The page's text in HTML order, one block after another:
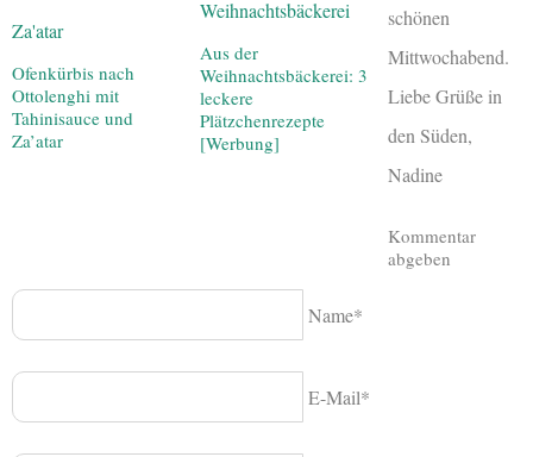
Ofenkürbis nach
Ottolenghi mit
Tahinisauce und
Za’atar
Aus der
Weihnachtsbäckerei: 3
leckere
Plätzchenrezepte
[Werbung]
schönen
Mittwochabend.
Liebe Grüße in
den Süden,
Nadine
Kommentar
abgeben
Name*
E-Mail*